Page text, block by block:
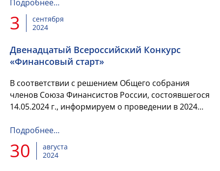
работникам финансовой сферы!
Подробнее…
3
сентября
2024
Двенадцатый Всероссийский Конкурс
«Финансовый старт»
В соответствии с решением Общего собрания
членов Союза Финансистов России, состоявшегося
14.05.2024 г., информируем о проведении в 2024
«Финансовый старт» на ...
Подробнее…
30
августа
2024